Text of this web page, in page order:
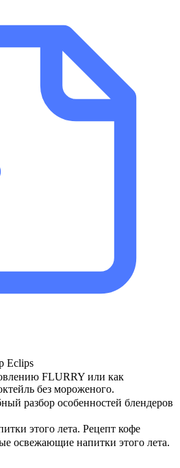
Eclips
FLURRY или как
без мороженого.
разбор особенностей блендеров
этого лета. Рецепт кофе
напитки этого лета.